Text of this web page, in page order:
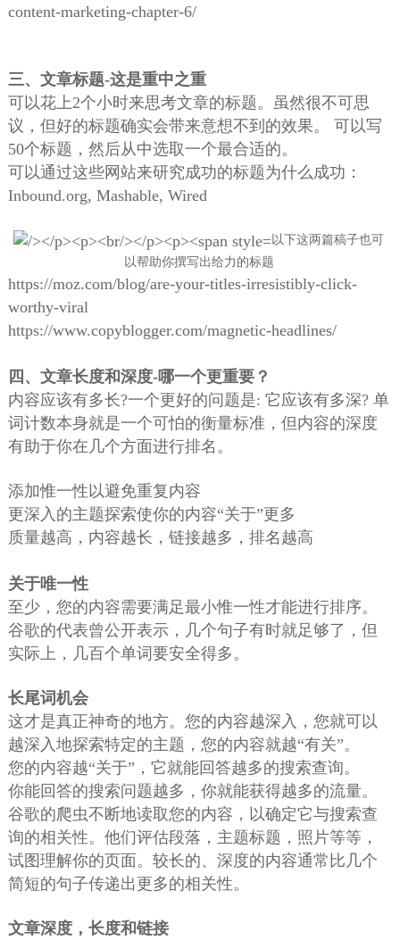
content-marketing-chapter-6/
三、文章标题-这是重中之重
可以花上2个小时来思考文章的标题。虽然很不可思
议，但好的标题确实会带来意想不到的效果。 可以写
50个标题，然后从中选取一个最合适的。
可以通过这些网站来研究成功的标题为什么成功：
Inbound.org, Mashable, Wired
以下这两篇稿子也可
以帮助你撰写出给力的标题
https://moz.com/blog/are-your-titles-irresistibly-click-
worthy-viral
https://www.copyblogger.com/magnetic-headlines/
四、文章长度和深度-哪一个更重要？
内容应该有多长?一个更好的问题是: 它应该有多深? 单
词计数本身就是一个可怕的衡量标准，但内容的深度
有助于你在几个方面进行排名。
添加惟一性以避免重复内容
更深入的主题探索使你的内容“关于”更多
质量越高，内容越长，链接越多，排名越高
关于唯一性
至少，您的内容需要满足最小惟一性才能进行排序。
谷歌的代表曾公开表示，几个句子有时就足够了，但
实际上，几百个单词要安全得多。
长尾词机会
这才是真正神奇的地方。您的内容越深入，您就可以
越深入地探索特定的主题，您的内容就越“有关”。
您的内容越“关于”，它就能回答越多的搜索查询。
你能回答的搜索问题越多，你就能获得越多的流量。
谷歌的爬虫不断地读取您的内容，以确定它与搜索查
询的相关性。他们评估段落，主题标题，照片等等，
试图理解你的页面。较长的、深度的内容通常比几个
简短的句子传递出更多的相关性。
文章深度，长度和链接